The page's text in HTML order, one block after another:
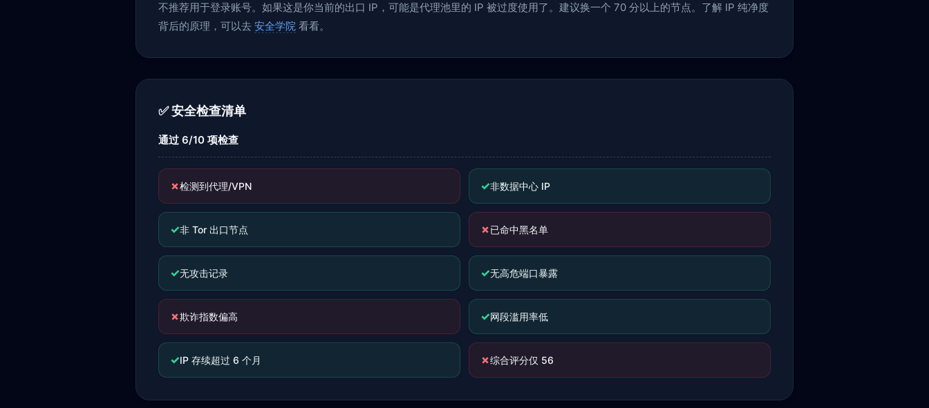
不推荐用于登录账号。如果这是你当前的出口 IP，可能是代理池里的 IP 被过度使用了。建议换一个 70 分以上的节点。了解 IP 纯净度
背后的原理，可以去 安全学院 看看。
✅ 安全检查清单
通过 6/10 项检查
✗检测到代理/VPN ✓非数据中心 IP
✓非 Tor 出口节点 ✗已命中黑名单
✓无攻击记录 ✓无高危端口暴露
✗欺诈指数偏高 ✓网段滥用率低
✓IP 存续超过 6 个月 ✗综合评分仅 56